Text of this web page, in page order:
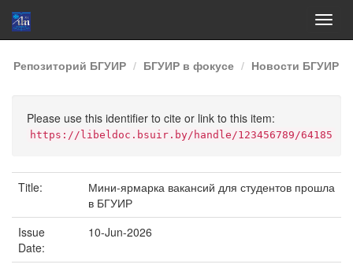
Skip
navigation
Репозиторий БГУИР БГУИР в фокусе Новости БГУИР
Please use this identifier to cite or link to this item:
https://libeldoc.bsuir.by/handle/123456789/64185
Title:
Мини-ярмарка вакансий для студентов прошла
в БГУИР
Issue
Date:
10-Jun-2026